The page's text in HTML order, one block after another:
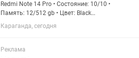
Redmi Note 14 Pro • Состояние: 10/10 •
Память: 12/512 gb • Цвет: Black
(черный) • Комплектация: Телефон,
чехол, коробка, зарядка • Цена: 110000
redmi note 15 pro с...
Караганда, сегодня
Реклама